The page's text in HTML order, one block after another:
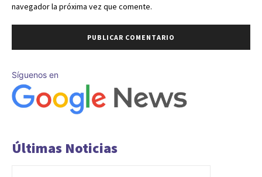
navegador la próxima vez que comente.
Síguenos en
Últimas Noticias